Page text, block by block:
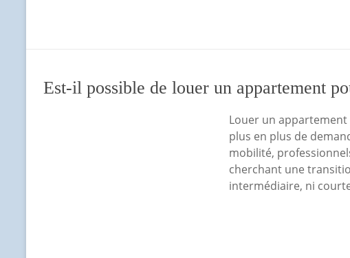
Est-il possible de louer un appartement
Louer un
plus en plus de
mobilité,
cherchant une
intermédiaire, ni